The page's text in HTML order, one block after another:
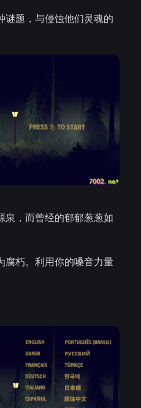
谜题，与侵蚀他们灵魂的
泉，而曾经的郁郁葱葱如
腐朽。利用你的嗓音力量